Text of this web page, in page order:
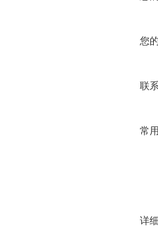
您
联
常
详